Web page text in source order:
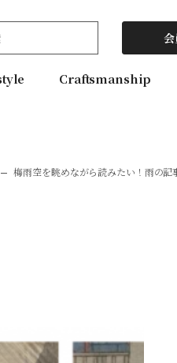
Craftsmanship
梅雨空を眺めながら読みたい！雨の記